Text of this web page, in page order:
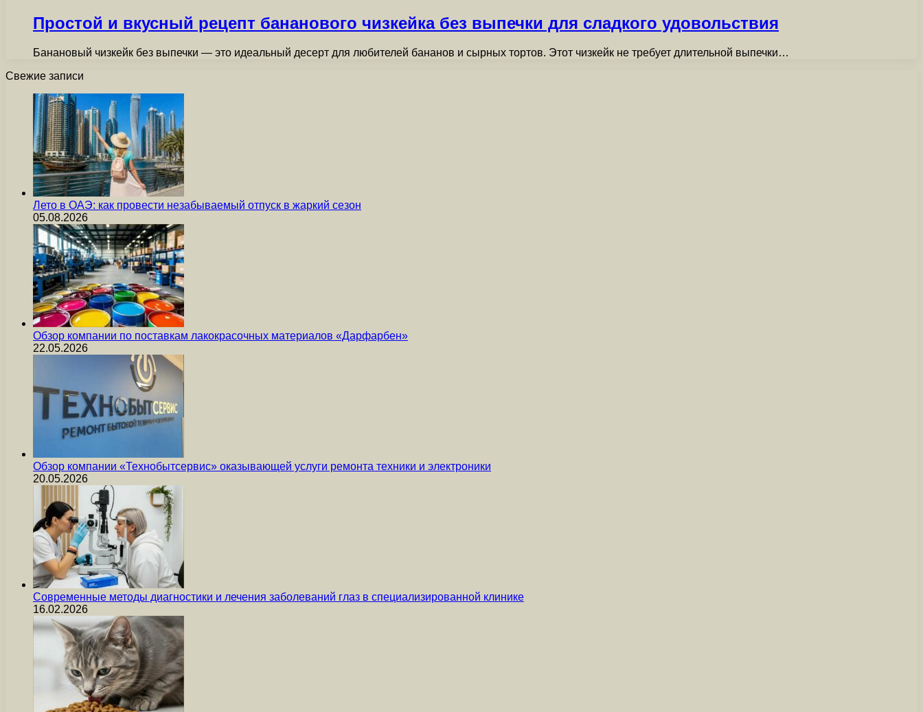
Простой и вкусный рецепт бананового чизкейка без выпечки для сладкого удовольствия
Банановый чизкейк без выпечки — это идеальный десерт для любителей бананов и сырных тортов. Этот чизкейк не требует длительной выпечки…
Свежие записи
Лето в ОАЭ: как провести незабываемый отпуск в жаркий сезон
05.08.2026
Обзор компании по поставкам лакокрасочных материалов «Дарфарбен»
22.05.2026
Обзор компании «Технобытсервис» оказывающей услуги ремонта техники и электроники
20.05.2026
Современные методы диагностики и лечения заболеваний глаз в специализированной клинике
16.02.2026